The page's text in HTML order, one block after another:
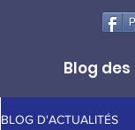
Blog
BLOG D'ACTUALITÉS